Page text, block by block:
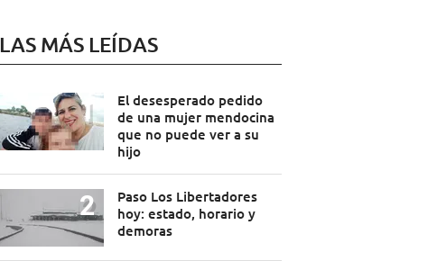
LAS MÁS LEÍDAS
El desesperado pedido
de una mujer mendocina
que no puede ver a su
hijo
Paso Los Libertadores
hoy: estado, horario y
demoras